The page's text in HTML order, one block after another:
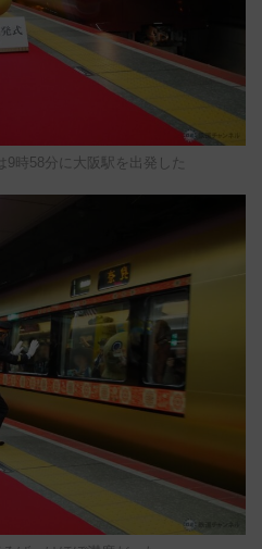
9時58分に大阪駅を出発した